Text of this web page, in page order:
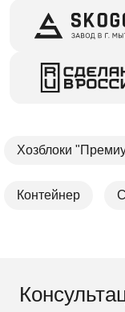
Хозблоки
Контейнер